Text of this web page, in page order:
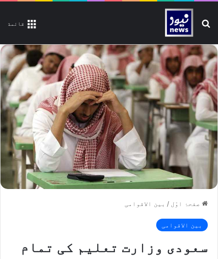
قائمة تلاش کیجیے
صفحۂ اوّل / بین الاقوامی
بین الاقوامی
سعودی وزارت تعلیم کی تمام